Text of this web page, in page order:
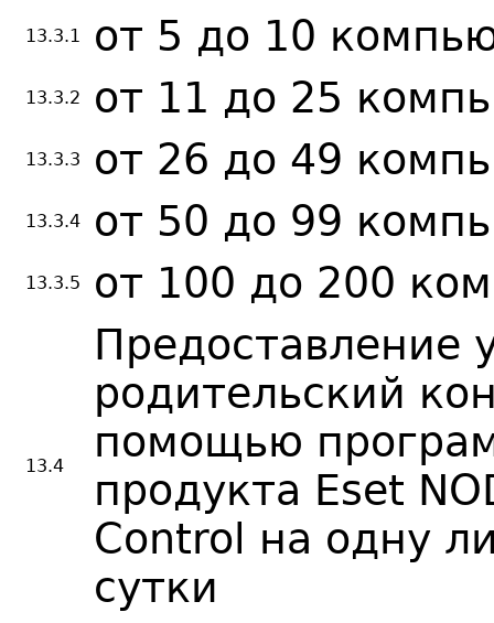
13.3.1 от 5 до 10
13.3.2 от 11 до 25
13.3.3 от 26 до 49
13.3.4 от 50 до 99
13.3.5 от 100 до 200
13.4
Предоставление
родительский
помощью
продукта Eset
Control на одну
сутки